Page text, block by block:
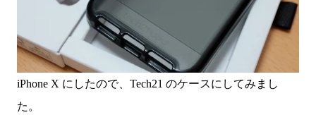
iPhone X にしたので、Tech21 のケースにしてみまし
た。